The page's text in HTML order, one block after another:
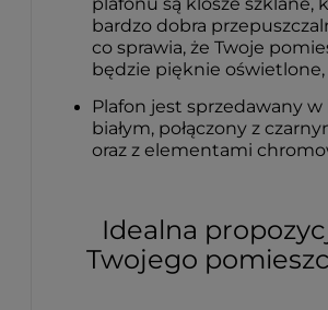
bardzo dobra
co sprawia, że Twoje
będzie pięknie oświetlone,
Plafon jest sprzedawany w
białym, połączony z
oraz z elementami
Idealna
Twojego